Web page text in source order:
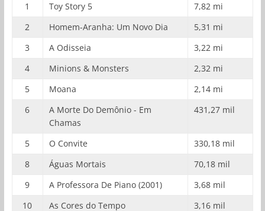
1
Toy Story 5
7,82 mi
2
Homem-Aranha: Um Novo Dia
5,31 mi
3
A Odisseia
3,22 mi
4
Minions & Monsters
2,32 mi
5
Moana
2,14 mi
6
A Morte Do Demônio - Em
Chamas
431,27 mil
5 O Convite
330,18 mil
8
Águas Mortais
70,18 mil
9
A Professora De Piano (2001)
3,68 mil
10
As Cores do Tempo 3,16 mil